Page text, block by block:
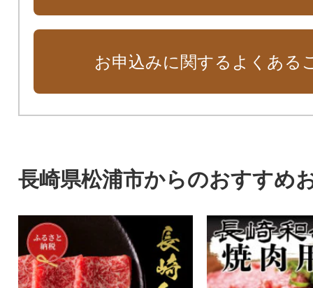
お申込みに関するよくある
長崎県松浦市からのおすすめ